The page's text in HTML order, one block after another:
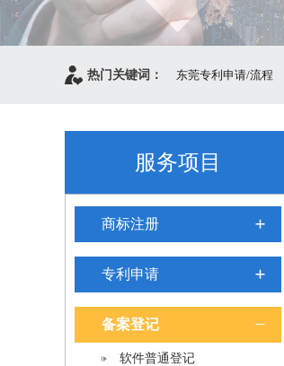
热门关键词： 东莞专利申请/流程
服务项目
商标注册
专利申请
备案登记
软件普通登记